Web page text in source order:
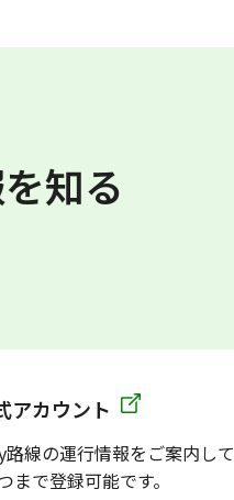
知る
アカウント
線の運行情報をご案内して
まで登録可能です。